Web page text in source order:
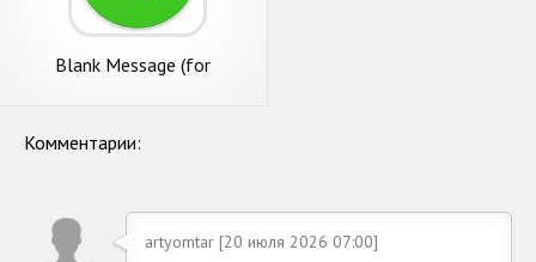
Blank Message (for
Комментарии:
artyomtar [20 июля 2026 07:00]